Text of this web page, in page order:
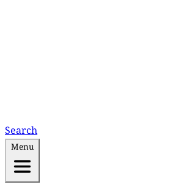
Search
Menu